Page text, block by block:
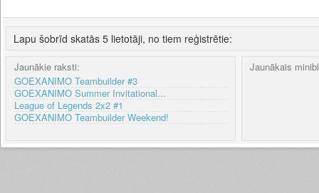
Lapu šobrīd skatās 5 lietotāji, no tiem reģistrētie:
Jaunākie raksti:
GOEXANIMO Teambuilder #3
GOEXANIMO Summer Invitational...
League of Legends 2x2 #1
GOEXANIMO Teambuilder Weekend!
Jaunākais